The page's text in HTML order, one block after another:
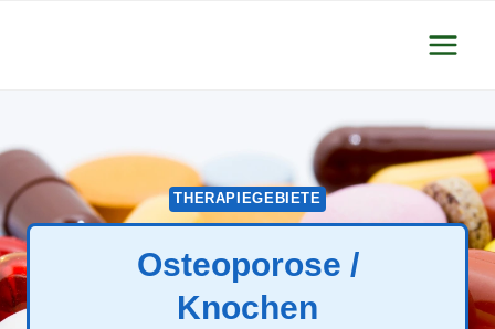
THERAPIEGEBIETE
Osteoporose /
Knochen